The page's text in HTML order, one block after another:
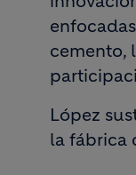
cemento,
López
la fábrica